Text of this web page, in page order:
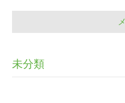
未分類